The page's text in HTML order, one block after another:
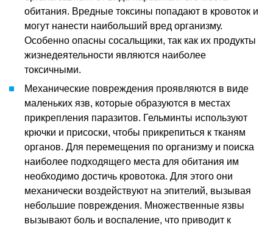
обитания. Вредные токсины попадают в кровоток и
могут нанести наибольший вред организму.
Особенно опасны сосальщики, так как их продукты
жизнедеятельности являются наиболее
токсичными.
Механические повреждения проявляются в виде
маленьких язв, которые образуются в местах
прикрепления паразитов. Гельминты используют
крючки и присоски, чтобы прикрепиться к тканям
органов. Для перемещения по организму и поиска
наиболее подходящего места для обитания им
необходимо достичь кровотока. Для этого они
механически воздействуют на эпителий, вызывая
небольшие повреждения. Множественные язвы
вызывают боль и воспаление, что приводит к